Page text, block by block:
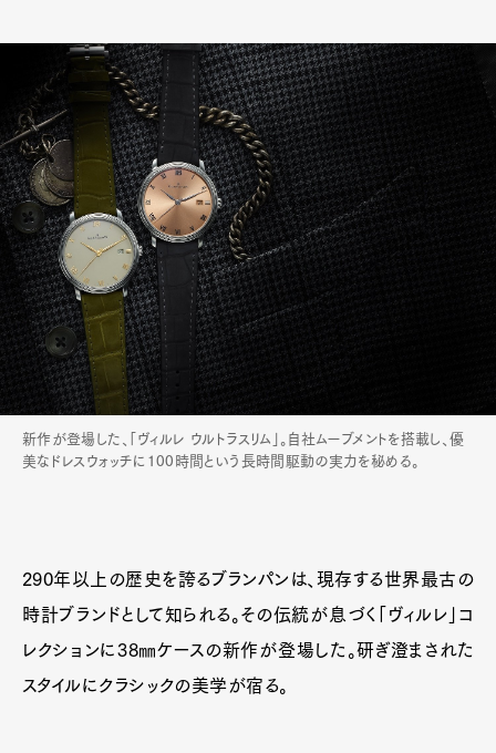
新作が登場した、「ヴィルレ ウルトラスリム」。自社ムーブメントを搭載し、優
美なドレスウォッチに100時間という長時間駆動の実力を秘める。
290年以上の歴史を誇るブランパンは、現存する世界最古の
時計ブランドとして知られる。その伝統が息づく「ヴィルレ」コ
レクションに38㎜ケースの新作が登場した。研ぎ澄まされた
スタイルにクラシックの美学が宿る。